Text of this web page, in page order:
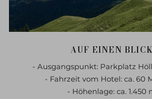
AUF EINEN BLICK
- Ausgangspunkt: Parkplatz
- Fahrzeit vom Hotel: ca. 60
- Höhenlage: ca. 1.450